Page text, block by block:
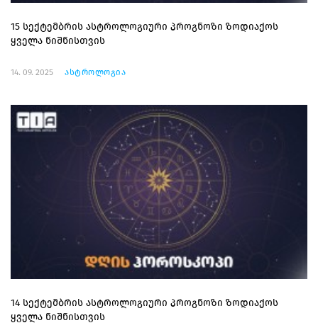
15 სექტემბრის ასტროლოგიური პროგნოზი ზოდიაქოს
ყველა ნიშნისთვის
14. 09. 2025 ასტროლოგია
14 სექტემბრის ასტროლოგიური პროგნოზი ზოდიაქოს
ყველა ნიშნისთვის